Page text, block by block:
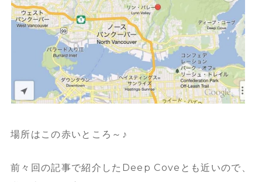
場所はこの赤いところ～♪
前々回の記事で紹介したDeep Coveとも近いので、